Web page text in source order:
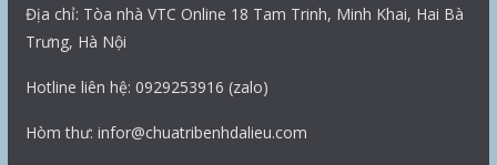
Địa chỉ: Tòa nhà VTC Online 18 Tam Trinh, Minh Khai, Hai Bà
Trưng, Hà Nội
Hotline liên hệ: 0929253916 (zalo)
Hòm thư: infor@chuatribenhdalieu.com